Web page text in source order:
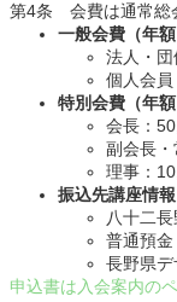
第4条 会費は通常総
一般会費（年額
法人・団
個人会
特別会費（年額
会長：
副会長
理事：
振込先講座情報
八十二
普通預
長野県
申込書は入会案内の